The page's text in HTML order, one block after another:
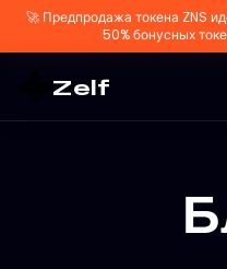
🚀 Предпродажа токена ZNS
50% бонусных
Zelf